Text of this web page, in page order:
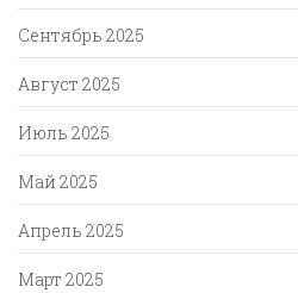
Сентябрь 2025
Август 2025
Июль 2025
Май 2025
Апрель 2025
Март 2025